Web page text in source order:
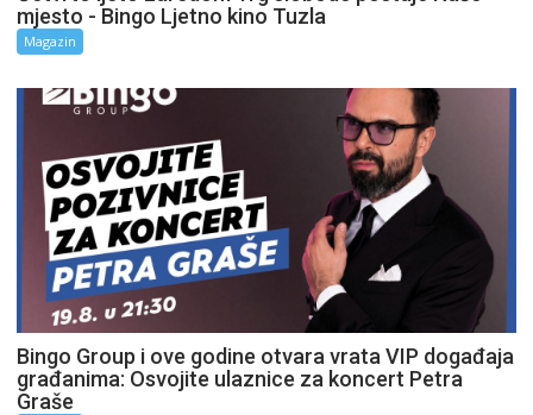
mjesto - Bingo Ljetno kino Tuzla
Magazin
Bingo Group i ove godine otvara vrata VIP događaja
građanima: Osvojite ulaznice za koncert Petra
Graše